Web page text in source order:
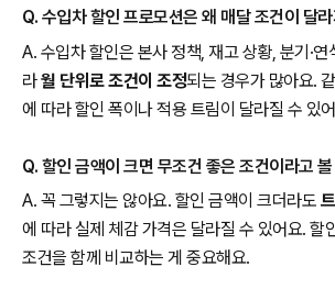
Q. 수입차 할인 프로모션은 왜 매달 조건이 달
A. 수입차 할인은 본사 정책, 재고 상황, 분기·
라월 단위로 조건이 조정되는 경우가 많아요.
에 따라 할인 폭이나 적용 트림이 달라질 수 있
Q. 할인 금액이 크면 무조건 좋은 조건이라고
A. 꼭 그렇지는 않아요. 할인 금액이 크더라도
에 따라 실제 체감 가격은 달라질 수 있어요. 할
조건을 함께 비교하는 게 중요해요.